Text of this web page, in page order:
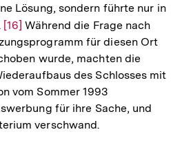
Lösung, sondern führte nur in
Zur
Auflösung
der
Fußnote
[16] Während die Frage nach
für diesen Ort
wurde, machten die
des Schlosses mit
vom Sommer 1993
für ihre Sache, und
verschwand.